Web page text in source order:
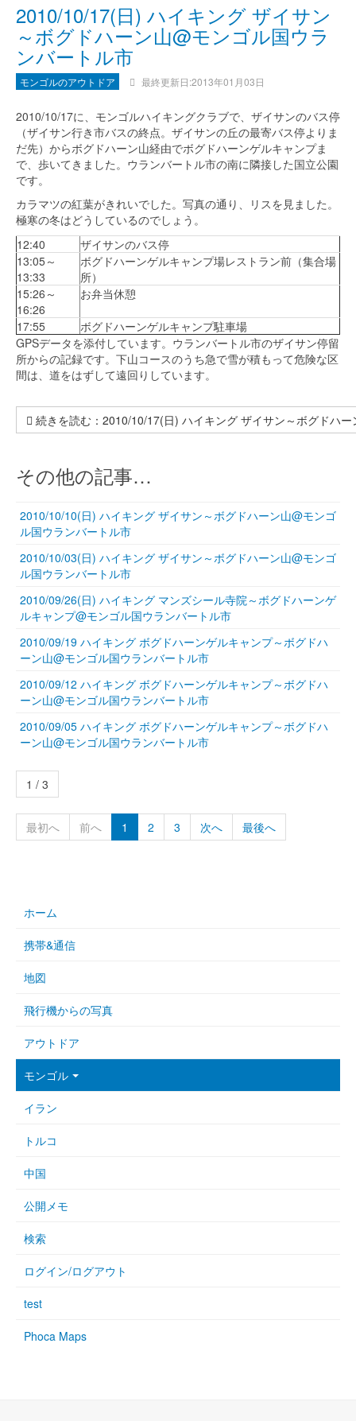
2010/10/17(日) ハイキング ザイサン
～ボグドハーン山@モンゴル国ウラ
ンバートル市
モンゴルのアウトドア 最終更新日:2013年01月03日
2010/10/17に、モンゴルハイキングクラブで、ザイサンのバス停
（ザイサン行き市バスの終点。ザイサンの丘の最寄バス停よりま
だ先）からボグドハーン山経由でボグドハーンゲルキャンプま
で、歩いてきました。ウランバートル市の南に隣接した国立公園
です。
カラマツの紅葉がきれいでした。写真の通り、リスを見ました。
極寒の冬はどうしているのでしょう。
12:40
ザイサンのバス停
13:05～
13:33
ボグドハーンゲルキャンプ場レストラン前（集合場
所）
15:26～
16:26
お弁当休憩
17:55
ボグドハーンゲルキャンプ駐車場
GPSデータを添付しています。ウランバートル市のザイサン停留
所からの記録です。下山コースのうち急で雪が積もって危険な区
間は、道をはずして遠回りしています。
続きを読む：2010/10/17(日) ハイキング ザイサン～ボグドハ
その他の記事…
2010/10/10(日) ハイキング ザイサン～ボグドハーン山@モンゴ
ル国ウランバートル市
2010/10/03(日) ハイキング ザイサン～ボグドハーン山@モンゴ
ル国ウランバートル市
2010/09/26(日) ハイキング マンズシール寺院～ボグドハーンゲ
ルキャンプ@モンゴル国ウランバートル市
2010/09/19 ハイキング ボグドハーンゲルキャンプ～ボグドハ
ーン山@モンゴル国ウランバートル市
2010/09/12 ハイキング ボグドハーンゲルキャンプ～ボグドハ
ーン山@モンゴル国ウランバートル市
2010/09/05 ハイキング ボグドハーンゲルキャンプ～ボグドハ
ーン山@モンゴル国ウランバートル市
1 / 3
最初へ 前へ 1 2 3 次へ 最後へ
ホーム
携帯&通信
地図
飛行機からの写真
アウトドア
モンゴル
イラン
トルコ
中国
公開メモ
検索
ログイン/ログアウト
test
Phoca Maps